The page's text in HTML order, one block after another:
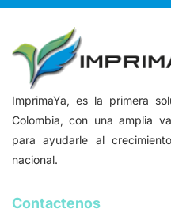
ImprimaYa, es la primera
Colombia, con una amplia
para ayudarle al
nacional.
Contactenos